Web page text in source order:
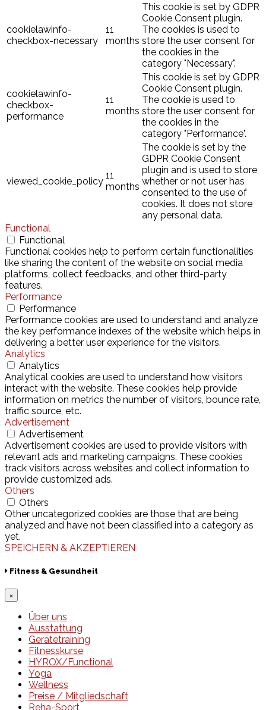
cookielawinfo-
checkbox-necessary
11
months
This cookie is set by GDPR
Cookie Consent plugin.
The cookies is used to
store the user consent for
the cookies in the
category "Necessary".
cookielawinfo-
checkbox-
performance
11
months
This cookie is set by GDPR
Cookie Consent plugin.
The cookie is used to
store the user consent for
the cookies in the
category "Performance".
viewed_cookie_policy
11
months
The cookie is set by the
GDPR Cookie Consent
plugin and is used to store
whether or not user has
consented to the use of
cookies. It does not store
any personal data.
Functional
Functional
Functional cookies help to perform certain functionalities
like sharing the content of the website on social media
platforms, collect feedbacks, and other third-party
features.
Performance
Performance
Performance cookies are used to understand and analyze
the key performance indexes of the website which helps in
delivering a better user experience for the visitors.
Analytics
Analytics
Analytical cookies are used to understand how visitors
interact with the website. These cookies help provide
information on metrics the number of visitors, bounce rate,
traffic source, etc.
Advertisement
Advertisement
Advertisement cookies are used to provide visitors with
relevant ads and marketing campaigns. These cookies
track visitors across websites and collect information to
provide customized ads.
Others
Others
Other uncategorized cookies are those that are being
analyzed and have not been classified into a category as
yet.
SPEICHERN & AKZEPTIEREN
Fitness & Gesundheit
×
Über uns
Ausstattung
Gerätetraining
Fitnesskurse
HYROX/Functional
Yoga
Wellness
Preise / Mitgliedschaft
Reha-Sport